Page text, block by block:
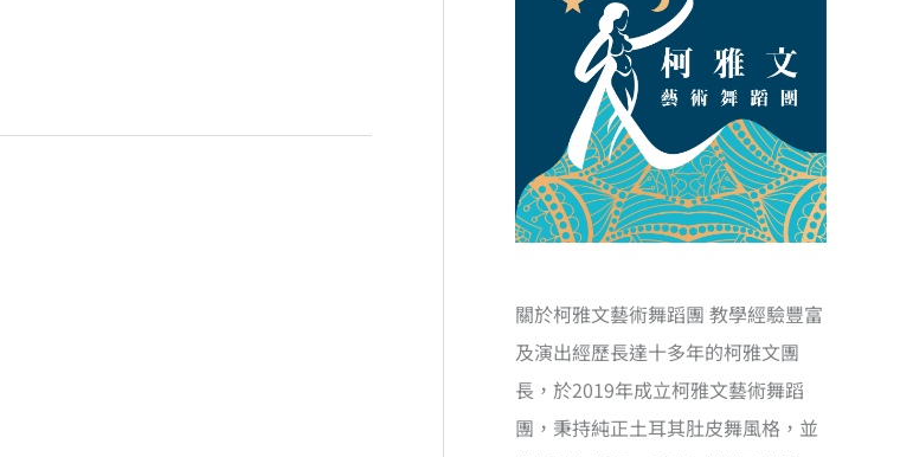
關於柯雅文藝術舞蹈團 教學經驗豐富
及演出經歷長達十多年的柯雅文團
長，於2019年成立柯雅文藝術舞蹈
團，秉持純正土耳其肚皮舞風格，並